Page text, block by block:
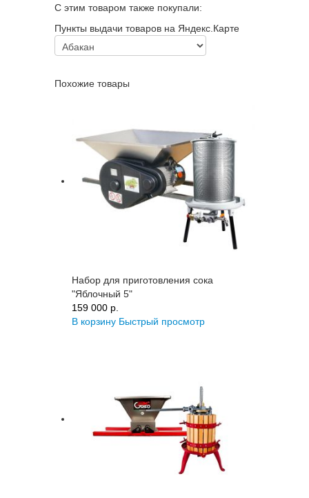
С этим товаром также покупали:
Пункты выдачи товаров на Яндекс.Карте
Похожие товары
Набор для приготовления сока
"Яблочный 5"
159 000 p.
В корзину Быстрый просмотр